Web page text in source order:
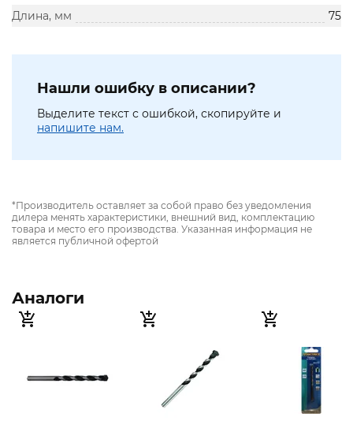
Длина, мм
75
Нашли ошибку в описании?
Выделите текст с ошибкой, скопируйте и
напишите нам.
*Производитель оставляет за собой право без уведомления
дилера менять характеристики, внешний вид, комплектацию
товара и место его производства. Указанная информация не
является публичной офертой
Аналоги